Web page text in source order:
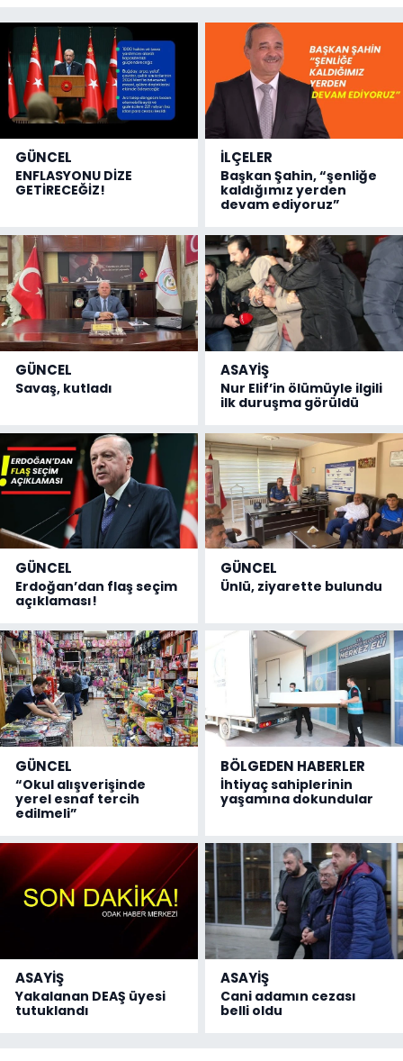
GÜNCEL
ENFLASYONU DİZE
GETİRECEĞİZ!
İLÇELER
Başkan Şahin, “şenliğe
kaldığımız yerden
devam ediyoruz”
GÜNCEL
Savaş, kutladı
ASAYİŞ
Nur Elif’in ölümüyle ilgili
ilk duruşma görüldü
GÜNCEL
Erdoğan’dan flaş seçim
açıklaması!
GÜNCEL
Ünlü, ziyarette bulundu
GÜNCEL
“Okul alışverişinde
yerel esnaf tercih
edilmeli”
BÖLGEDEN HABERLER
İhtiyaç sahiplerinin
yaşamına dokundular
ASAYİŞ
Yakalanan DEAŞ üyesi
tutuklandı
ASAYİŞ
Cani adamın cezası
belli oldu